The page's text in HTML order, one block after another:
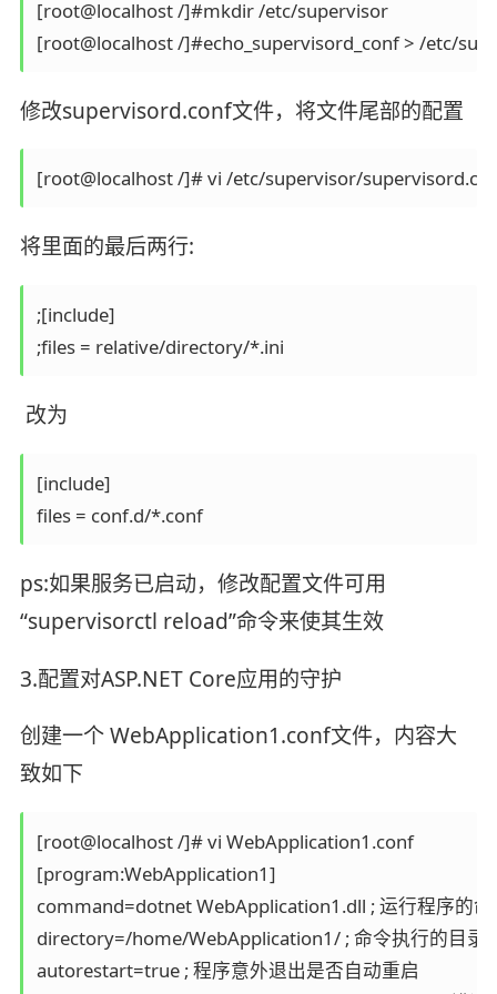
[root@localhost /]#mkdir /etc/supervisor
[root@localhost /]#echo_supervisord_conf > /etc/
修改supervisord.conf文件，将文件尾部的配置
[root@localhost /]# vi /etc/supervisor/
将里面的最后两行:
;[include]
;files = relative/directory/*.ini
改为
[include]
files = conf.d/*.conf
ps:如果服务已启动，修改配置文件可用
“supervisorctl reload”命令来使其生效
3.配置对ASP.NET Core应用的守护
创建一个 WebApplication1.conf文件，内容大
致如下
[root@localhost /]# vi WebApplication1.conf
[program:WebApplication1]
command=dotnet WebApplication1.dll ; 运行程序的命
directory=/home/WebApplication1/ ; 命令执行的目录
autorestart=true ; 程序意外退出是否自动重启